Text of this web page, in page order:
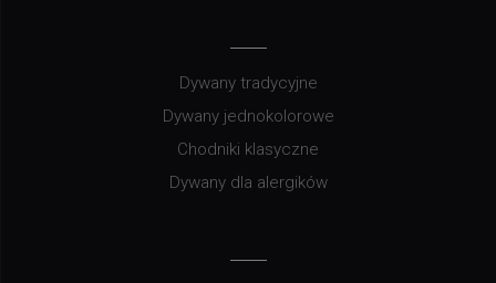
Dywany tradycyjne
Dywany jednokolorowe
Chodniki klasyczne
Dywany dla alergików